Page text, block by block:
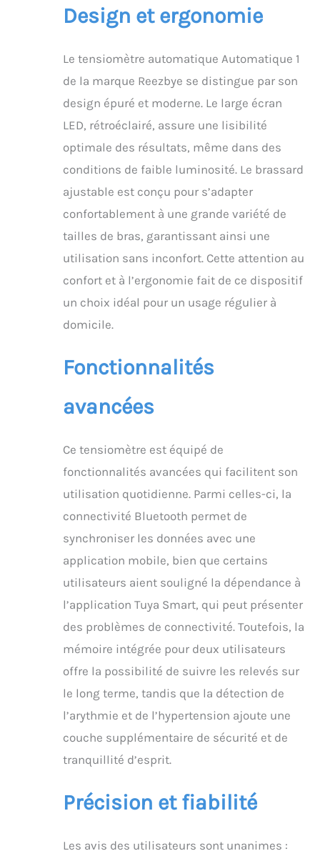
Design et ergonomie
Le tensiomètre automatique Automatique 1
de la marque Reezbye se distingue par son
design épuré et moderne. Le large écran
LED, rétroéclairé, assure une lisibilité
optimale des résultats, même dans des
conditions de faible luminosité. Le brassard
ajustable est conçu pour s’adapter
confortablement à une grande variété de
tailles de bras, garantissant ainsi une
utilisation sans inconfort. Cette attention au
confort et à l’ergonomie fait de ce dispositif
un choix idéal pour un usage régulier à
domicile.
Fonctionnalités
avancées
Ce tensiomètre est équipé de
fonctionnalités avancées qui facilitent son
utilisation quotidienne. Parmi celles-ci, la
connectivité Bluetooth permet de
synchroniser les données avec une
application mobile, bien que certains
utilisateurs aient souligné la dépendance à
l’application Tuya Smart, qui peut présenter
des problèmes de connectivité. Toutefois, la
mémoire intégrée pour deux utilisateurs
offre la possibilité de suivre les relevés sur
le long terme, tandis que la détection de
l’arythmie et de l’hypertension ajoute une
couche supplémentaire de sécurité et de
tranquillité d’esprit.
Précision et fiabilité
Les avis des utilisateurs sont unanimes :